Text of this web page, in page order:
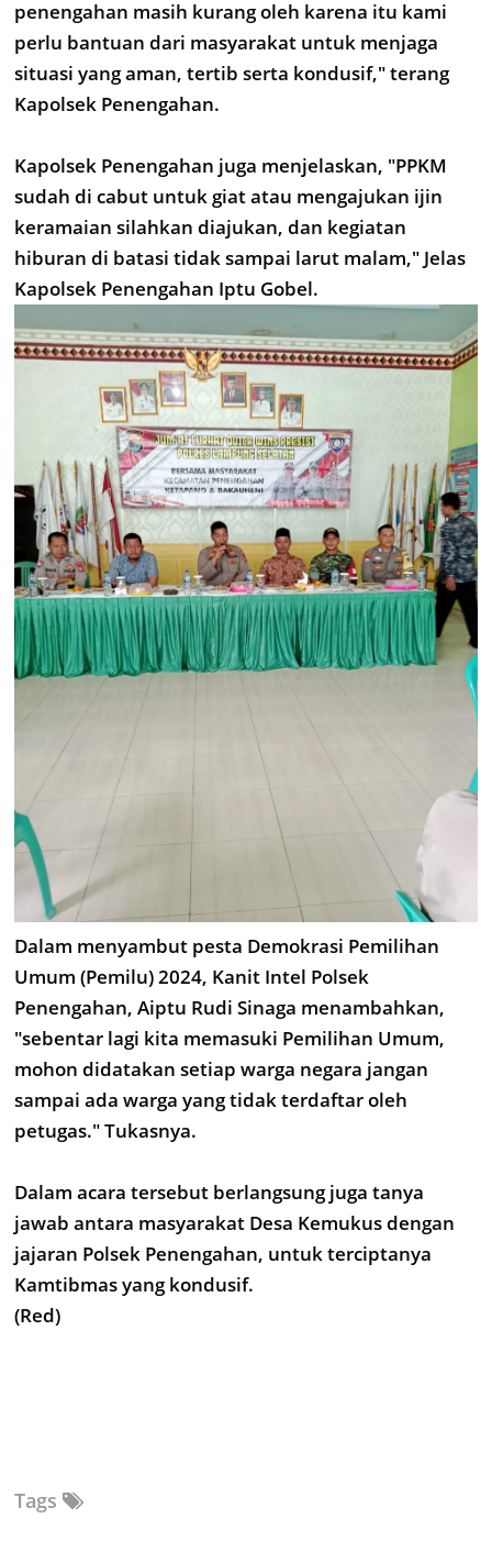
penengahan masih kurang oleh karena itu kami
perlu bantuan dari masyarakat untuk menjaga
situasi yang aman, tertib serta kondusif," terang
Kapolsek Penengahan.
Kapolsek Penengahan juga menjelaskan, "PPKM
sudah di cabut untuk giat atau mengajukan ijin
keramaian silahkan diajukan, dan kegiatan
hiburan di batasi tidak sampai larut malam," Jelas
Kapolsek Penengahan Iptu Gobel.
Dalam menyambut pesta Demokrasi Pemilihan
Umum (Pemilu) 2024, Kanit Intel Polsek
Penengahan, Aiptu Rudi Sinaga menambahkan,
"sebentar lagi kita memasuki Pemilihan Umum,
mohon didatakan setiap warga negara jangan
sampai ada warga yang tidak terdaftar oleh
petugas." Tukasnya.
Dalam acara tersebut berlangsung juga tanya
jawab antara masyarakat Desa Kemukus dengan
jajaran Polsek Penengahan, untuk terciptanya
Kamtibmas yang kondusif.
(Red)
Tags